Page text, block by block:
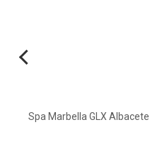
Spa Marbella GLX Albacete